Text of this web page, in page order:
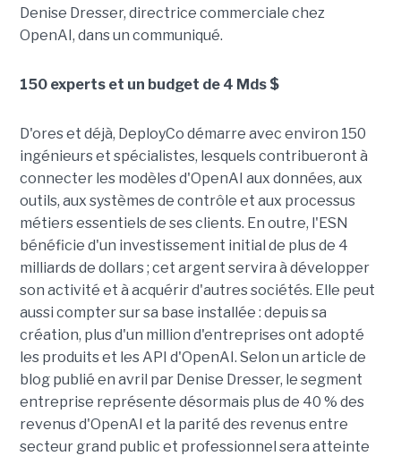
Denise Dresser, directrice commerciale chez
OpenAI, dans un communiqué.
150 experts et un budget de 4 Mds $
D'ores et déjà, DeployCo démarre avec environ 150
ingénieurs et spécialistes, lesquels contribueront à
connecter les modèles d'OpenAI aux données, aux
outils, aux systèmes de contrôle et aux processus
métiers essentiels de ses clients. En outre, l'ESN
bénéficie d'un investissement initial de plus de 4
milliards de dollars ; cet argent servira à développer
son activité et à acquérir d'autres sociétés. Elle peut
aussi compter sur sa base installée : depuis sa
création, plus d'un million d'entreprises ont adopté
les produits et les API d'OpenAI. Selon un article de
blog publié en avril par Denise Dresser, le segment
entreprise représente désormais plus de 40 % des
revenus d'OpenAI et la parité des revenus entre
secteur grand public et professionnel sera atteinte